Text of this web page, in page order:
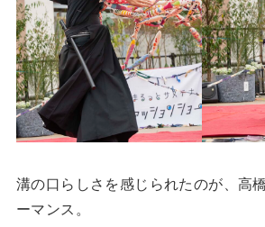
溝の口らしさを感じられたのが、高
ーマンス。